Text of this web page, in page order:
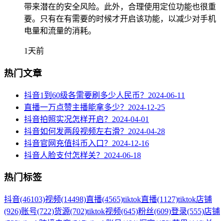
带来潜在的安全风险。此外，合理使用定位功能也很重
要。只有在有需要的时候才开启该功能，以减少对手机
电量和流量的消耗。
1天前
热门文章
抖音1到60级各需要刷多少人民币？ 2024-06-11
直播一万点赞主播能拿多少？ 2024-12-25
抖音拍照实况怎样开启？ 2024-04-01
抖音如何发两段视频左右滑？ 2024-04-28
抖音官网充值抖币入口？ 2024-12-16
抖音人脸支付怎样关？ 2024-06-18
热门标签
抖音(46103)视频(14498)直播(4565)tiktok直播(1127)tiktok店铺
(926)账号(722)货源(702)tiktok视频(645)粉丝(609)登录(555)店铺